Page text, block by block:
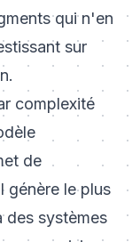
qui n'en
sur
complexité
de
génère le plus
des systèmes